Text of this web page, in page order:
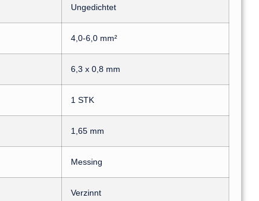
Ungedichtet
4,0-6,0 mm²
6,3 x 0,8 mm
1 STK
1,65 mm
Messing
Verzinnt